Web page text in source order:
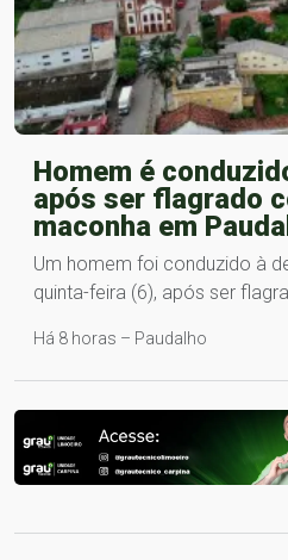
Homem é
após ser flagrado
maconha em
Um homem foi conduzido à
quinta-feira (6), após ser
Há 8 horas – Paudalho